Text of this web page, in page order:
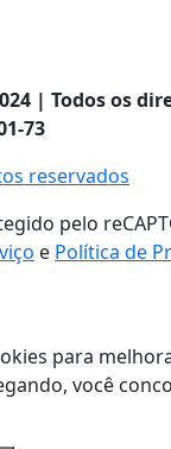
| Todos os
73
reservados
pelo
e Política de
para
você